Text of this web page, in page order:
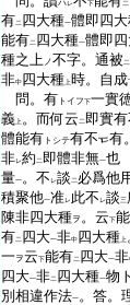
ハレ 下 二
有二 四大種一體即四
能有二 四大種一體即
種之上ノ不字。通被 二
非中四大種 上時。自成
問。有 トイフ下一實
義 上 。而何云 二 即實
體能有 トシテ有不
有
非レ約 二 即體非無一也
量一。不 レ談 二 必爲他
積聚他一准レ此不 レ談三
陳非四大種ヲ 。云下
有二 四大一非中四大種 上
一ヲ云下能有二 四大一非
四大一非二 四大種一物
別相違作法一。答。